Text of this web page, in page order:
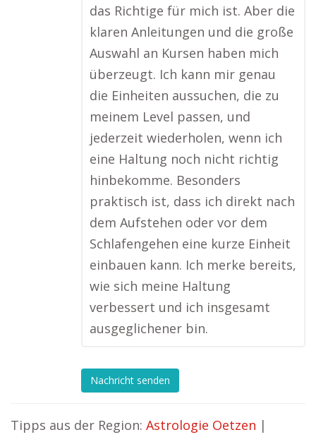
das Richtige für mich ist. Aber die
klaren Anleitungen und die große
Auswahl an Kursen haben mich
überzeugt. Ich kann mir genau
die Einheiten aussuchen, die zu
meinem Level passen, und
jederzeit wiederholen, wenn ich
eine Haltung noch nicht richtig
hinbekomme. Besonders
praktisch ist, dass ich direkt nach
dem Aufstehen oder vor dem
Schlafengehen eine kurze Einheit
einbauen kann. Ich merke bereits,
wie sich meine Haltung
verbessert und ich insgesamt
ausgeglichener bin.
Nachricht senden
Tipps aus der Region: Astrologie Oetzen |